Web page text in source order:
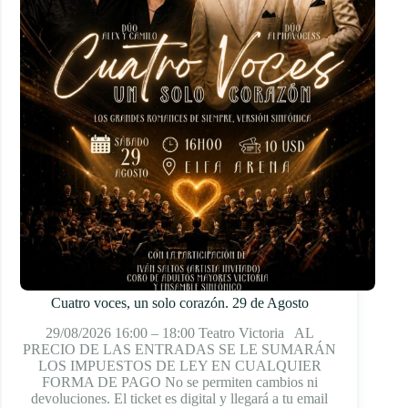
Cuatro voces, un solo corazón. 29 de Agosto
29/08/2026 16:00 – 18:00 Teatro Victoria AL
PRECIO DE LAS ENTRADAS SE LE SUMARÁN
LOS IMPUESTOS DE LEY EN CUALQUIER
FORMA DE PAGO No se permiten cambios ni
devoluciones. El ticket es digital y llegará a tu email